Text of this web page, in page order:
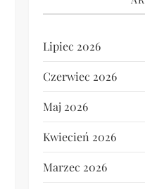
Lipiec 2026
Czerwiec 2026
Maj 2026
Kwiecień 2026
Marzec 2026